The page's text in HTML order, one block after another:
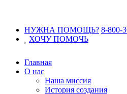
НУЖНА ПОМОЩЬ? 8-800-
ХОЧУПОМОЧЬ
Главная
О нас
Наша миссия
История создания